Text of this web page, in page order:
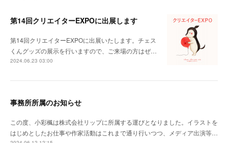
第14回クリエイターEXPOに出展します
第14回クリエイターEXPOに出展いたします。チェス
くんグッズの展示を行いますので、ご来場の方はぜ…
2024.06.23 03:00
事務所所属のお知らせ
この度、小彩楓は株式会社リップに所属する運びとなりました。イラストを
はじめとしたお仕事や作家活動はこれまで通り行いつつ、メディア出演等…